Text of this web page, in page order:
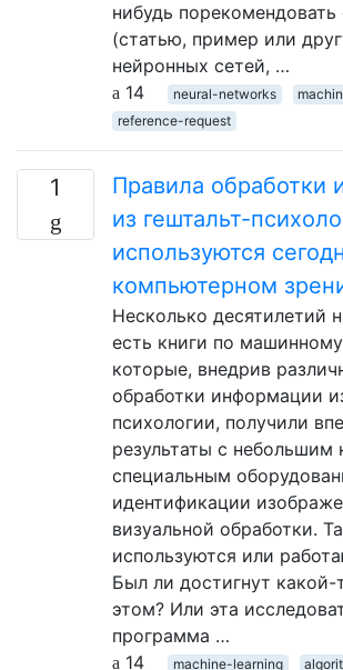
нибудь
(статью, пример или
нейронных сетей, …
14
neural-networks
reference-request
1
Правила обработки
из гештальт-
используются
компьютерном
Несколько десятилетий
есть книги по
которые, внедрив
обработки информации
психологии, получили
результаты с небольшим
специальным
идентификации
визуальной обработки.
используются или
Был ли достигнут какой-
этом? Или эта
программа …
14
machine-learning